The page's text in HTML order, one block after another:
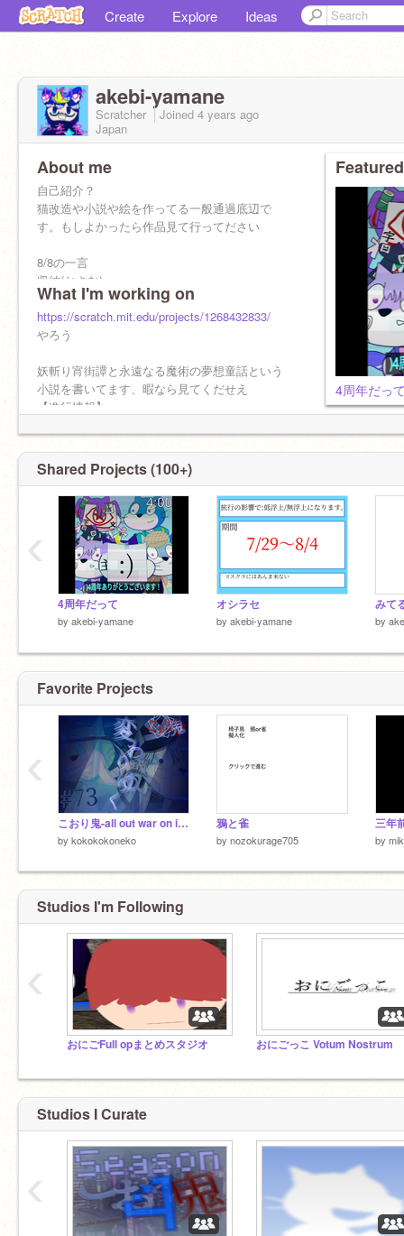
Create Explore Ideas
akebi-yamane
Scratcher Joined 4 years ago
Japan
About me
自己紹介？
猫改造や小説や絵を作ってる一般通過底辺で
す。もしよかったら作品見て行ってださい
8/8の一言
収納(おさむ)
What I'm working on
https://scratch.mit.edu/projects/1268432833/
やろう
妖斬り宵街譚と永遠なる魔術の夢想童話という
小説を書いてます、暇なら見てくだせえ
【進行情報】
生き別れの双子:
@iwami_PV
親友:@syatita
恩人:@Sayokyoku-Seren
@akebi_kamosika
何？:
@yokusu_yox
4周年だっ
Shared Projects (100+)
4周年だって
by akebi-yamane
オシラセ
by akebi-yamane
みて
by
‹
Favorite Projects
こおり鬼-all out war on ice- 第漆拾参話 変わりゆく様相
by kokokokoneko
鴉と雀
by nozokurage705
三年
by
‹
Studios I'm Following
おにごFull opまとめスタジオ おにごっこ Votum Nostrum
‹
Studios I Curate
‹